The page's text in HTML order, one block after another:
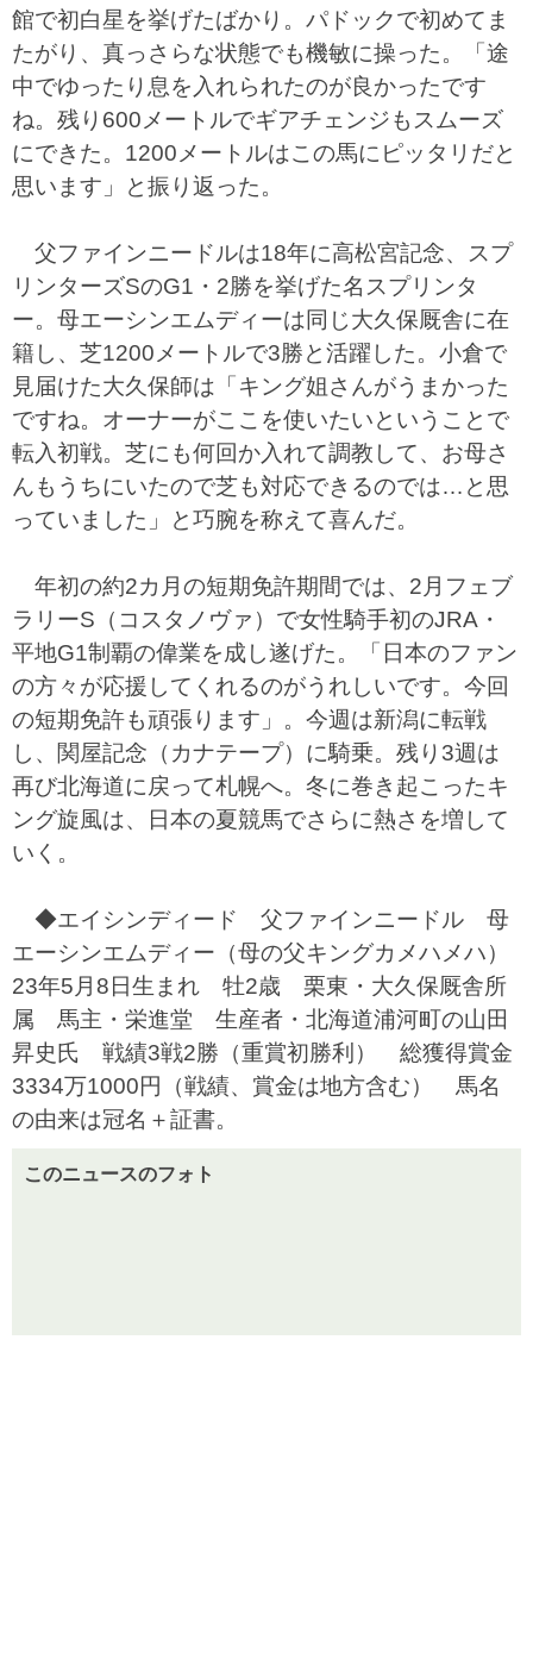
館で初白星を挙げたばかり。パドックで初めてま
たがり、真っさらな状態でも機敏に操った。「途
中でゆったり息を入れられたのが良かったです
ね。残り600メートルでギアチェンジもスムーズ
にできた。1200メートルはこの馬にピッタリだと
思います」と振り返った。
父ファインニードルは18年に高松宮記念、スプ
リンターズSのG1・2勝を挙げた名スプリンタ
ー。母エーシンエムディーは同じ大久保厩舎に在
籍し、芝1200メートルで3勝と活躍した。小倉で
見届けた大久保師は「キング姐さんがうまかった
ですね。オーナーがここを使いたいということで
転入初戦。芝にも何回か入れて調教して、お母さ
んもうちにいたので芝も対応できるのでは…と思
っていました」と巧腕を称えて喜んだ。
年初の約2カ月の短期免許期間では、2月フェブ
ラリーS（コスタノヴァ）で女性騎手初のJRA・
平地G1制覇の偉業を成し遂げた。「日本のファン
の方々が応援してくれるのがうれしいです。今回
の短期免許も頑張ります」。今週は新潟に転戦
し、関屋記念（カナテープ）に騎乗。残り3週は
再び北海道に戻って札幌へ。冬に巻き起こったキ
ング旋風は、日本の夏競馬でさらに熱さを増して
いく。
◆エイシンディード 父ファインニードル 母
エーシンエムディー（母の父キングカメハメハ）
23年5月8日生まれ 牡2歳 栗東・大久保厩舎所
属 馬主・栄進堂 生産者・北海道浦河町の山田
昇史氏 戦績3戦2勝（重賞初勝利） 総獲得賞金
3334万1000円（戦績、賞金は地方含む） 馬名
の由来は冠名＋証書。
このニュースのフォト